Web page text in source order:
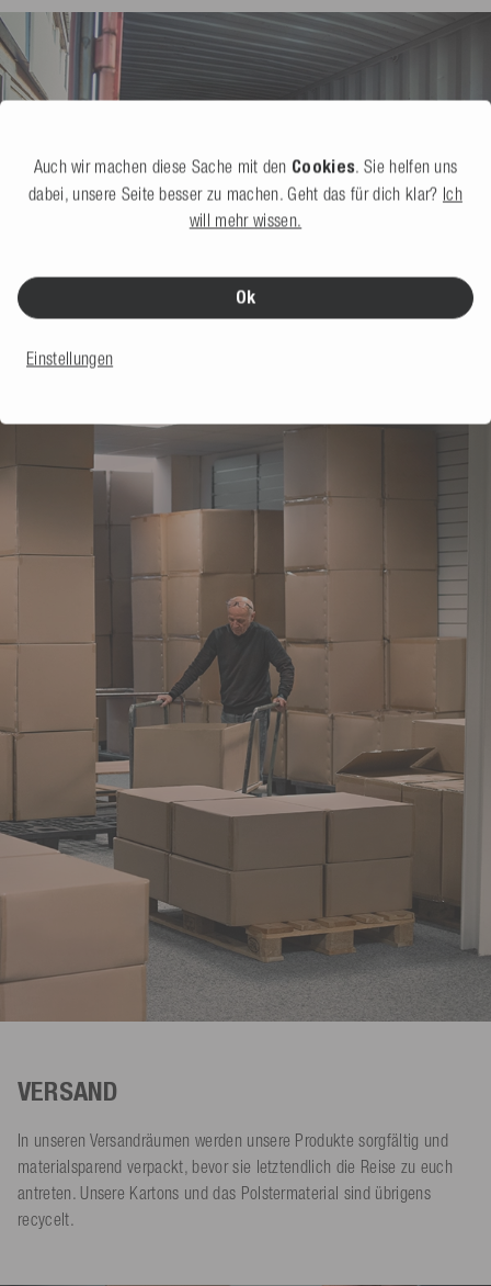
VERSAND
In unseren Versandräumen werden unsere Produkte sorgfältig und
materialsparend verpackt, bevor sie letztendlich die Reise zu euch
antreten. Unsere Kartons und das Polstermaterial sind übrigens
recycelt.
Auch wir machen diese Sache mit den Cookies. Sie helfen uns
dabei, unsere Seite besser zu machen. Geht das für dich klar? Ich
will mehr wissen.
Ok
Einstellungen